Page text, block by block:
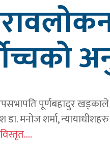
पूर्णबहादुर
मनोज शर्मा,
विस्तृत....